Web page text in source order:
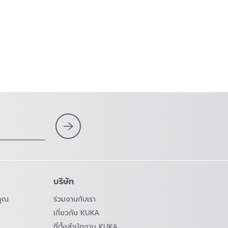
ณ
บริษัท
ร่วมงานกับเรา
เกี่ยวกับ KUKA